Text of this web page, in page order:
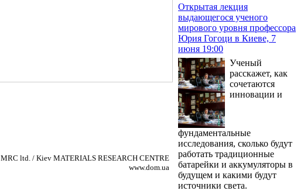
MRC ltd. / Kiev MATERIALS RESEARCH CENTRE
www.dom.ua
Открытая лекция
выдающегося ученого
мирового уровня профессора
Юрия Гогоци в Киеве, 7
июня 19:00
Ученый
расскажет, как
сочетаются
инновации и
фундаментальные
исследования, сколько будут
работать традиционные
батарейки и аккумуляторы в
будущем и какими будут
источники света.